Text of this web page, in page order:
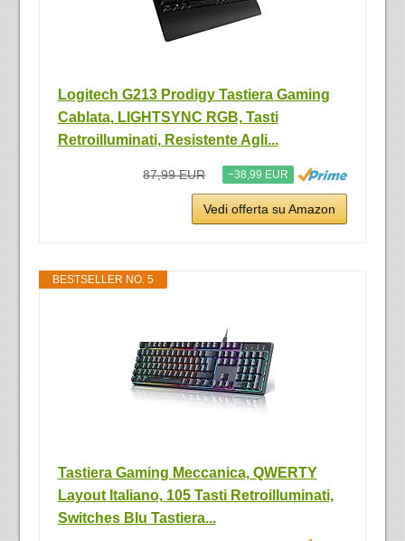
Logitech G213 Prodigy Tastiera Gaming
Cablata, LIGHTSYNC RGB, Tasti
Retroilluminati, Resistente Agli...
87,99 EUR −38,99 EUR
Vedi offerta su Amazon
BESTSELLER NO. 5
Tastiera Gaming Meccanica, QWERTY
Layout Italiano, 105 Tasti Retroilluminati,
Switches Blu Tastiera...